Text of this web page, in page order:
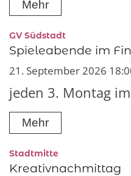
Mehr
GV Südstadt:
Spieleabende im
21. September 2026
jeden 3. Montag
Mehr
Stadtmitte:
Kreativnachmittag